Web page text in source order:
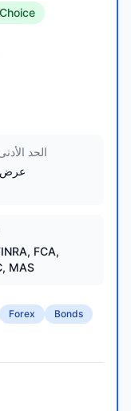
الحد
عرض
FCA,
MAS
Forex
Bonds